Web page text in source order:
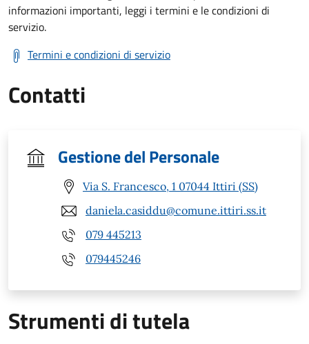
informazioni importanti, leggi i termini e le condizioni di
servizio.
Termini e condizioni di servizio
Contatti
Gestione del Personale
Via S. Francesco, 1 07044 Ittiri (SS)
daniela.casiddu@comune.ittiri.ss.it
079 445213
079445246
Strumenti di tutela